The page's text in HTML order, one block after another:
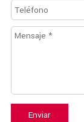
Enviar